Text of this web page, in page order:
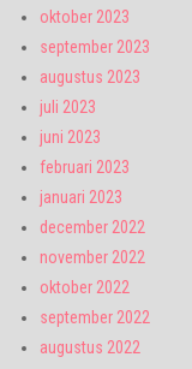
oktober 2023
september 2023
augustus 2023
juli 2023
juni 2023
februari 2023
januari 2023
december 2022
november 2022
oktober 2022
september 2022
augustus 2022